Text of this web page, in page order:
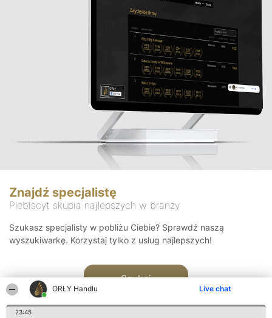
ORŁY Handlu Live chat
23:45
Znajdź specjalistę
Plebiscyt skupia najlepszych w branży
Szukasz specjalisty w pobliżu Ciebie? Sprawdź naszą
wyszukiwarkę. Korzystaj tylko z usług najlepszych!
Szukaj